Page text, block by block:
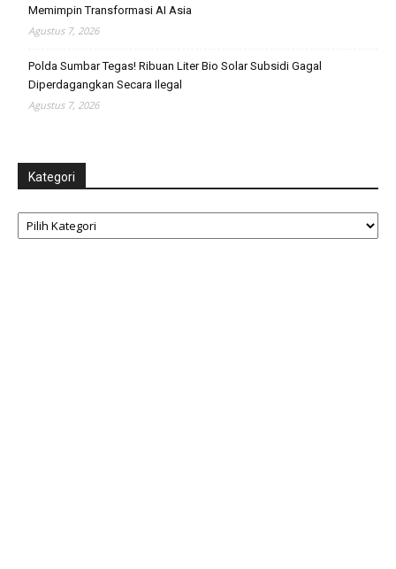
Memimpin Transformasi AI Asia
Agustus 7, 2026
Polda Sumbar Tegas! Ribuan Liter Bio Solar Subsidi Gagal
Diperdagangkan Secara Ilegal
Agustus 7, 2026
Kategori
Kategori